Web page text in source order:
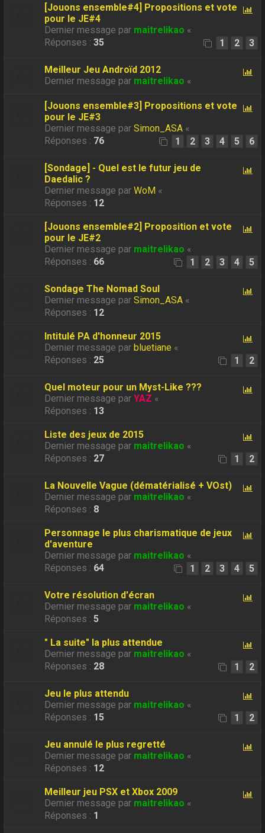
[Jouons ensemble#4] Propositions et vote
pour le JE#4
Dernier message par maitrelikao «
Réponses :35 1 2 3
Meilleur Jeu Androïd 2012
Dernier message par maitrelikao «
[Jouons ensemble#3] Propositions et vote
pour le JE#3
Dernier message parSimon_ASA «
Réponses : 76 1 2 3 4 5 6
[Sondage] - Quel est le futur jeu de
Daedalic ?
Dernier message parWoM «
Réponses : 12
[Jouons ensemble#2] Proposition et vote
pour le JE#2
Dernier message par maitrelikao «
Réponses : 66 1 2 3 4 5
Sondage The Nomad Soul
Dernier message parSimon_ASA «
Réponses : 12
Intitulé PA d'honneur 2015
Dernier message par bluetiane «
Réponses : 25 1 2
Quel moteur pour un Myst-Like ???
Dernier message parYAZ «
Réponses : 13
Liste des jeux de 2015
Dernier message par maitrelikao «
Réponses : 27 1 2
La Nouvelle Vague (dématérialisé + VOst)
Dernier message par maitrelikao «
Réponses : 8
Personnage le plus charismatique de jeux
d'aventure
Dernier message par maitrelikao «
Réponses : 64 1 2 3 4 5
Votre résolution d'écran
Dernier message par maitrelikao «
Réponses :5
" La suite" la plus attendue
Dernier message par maitrelikao «
Réponses : 28 1 2
Jeu le plus attendu
Dernier message par maitrelikao «
Réponses : 15 1 2
Jeu annulé le plus regretté
Dernier message par maitrelikao «
Réponses : 12
Meilleur jeu PSX et Xbox 2009
Dernier message par maitrelikao «
Réponses : 1